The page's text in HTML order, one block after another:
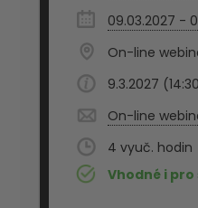
09.03.2027 -
On-line
9.3.2027
On-line
4
Vhodné i